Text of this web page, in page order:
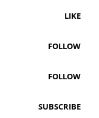
LIKE
FOLLOW
FOLLOW
SUBSCRIBE